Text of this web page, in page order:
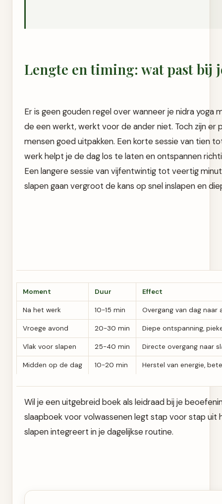
Lengte en timing: wat past bij
Er is geen gouden regel over wanneer je nidra yoga
de een werkt, werkt voor de ander niet. Toch zijn er
mensen goed uitpakken. Een korte sessie van tien
werk helpt je de dag los te laten en ontspannen
Een langere sessie van vijfentwintig tot veertig
slapen gaan vergroot de kans op snel inslapen en
Moment Duur Effect
Na het werk 10-15 min Overgang van dag naar
Vroege avond 20-30 min Diepe ontspanning,
Vlak voor slapen 25-40 min Directe overgang naar
Midden op de dag 10-20 min Herstel van energie,
Wil je een uitgebreid boek als leidraad bij je
slaapboek voor volwassenen legt stap voor stap uit
slapen integreert in je dagelijkse routine.